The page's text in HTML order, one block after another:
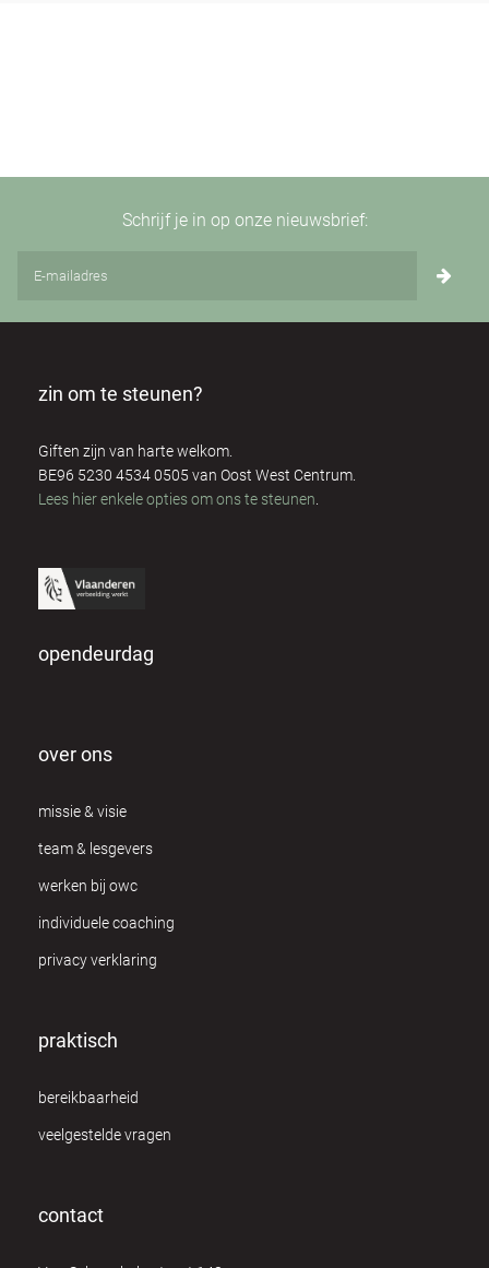
Schrijf je in op onze nieuwsbrief:
zin om te steunen?
Giften zijn van harte welkom.
BE96 5230 4534 0505 van Oost West Centrum.
Lees hier enkele opties om ons te steunen.
opendeurdag
over ons
missie & visie
team & lesgevers
werken bij owc
individuele coaching
privacy verklaring
praktisch
bereikbaarheid
veelgestelde vragen
contact